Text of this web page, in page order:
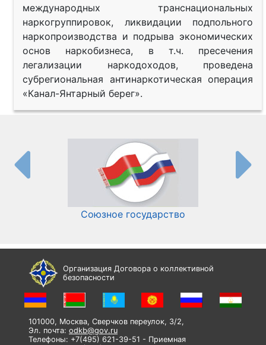
международных транснациональных
наркогруппировок, ликвидации подпольного
наркопроизводства и подрыва экономических
основ наркобизнеса, в т.ч. пресечения
легализации наркодоходов, проведена
субрегиональная антинаркотическая операция
«Канал-Янтарный берег».
Союзное государство
Организация Договора о коллективной
безопасности
101000, Москва, Сверчков переулок, 3/2,
Эл. почта: odkb@gov.ru
Телефоны: +7(495) 621-39-51 - Приемная